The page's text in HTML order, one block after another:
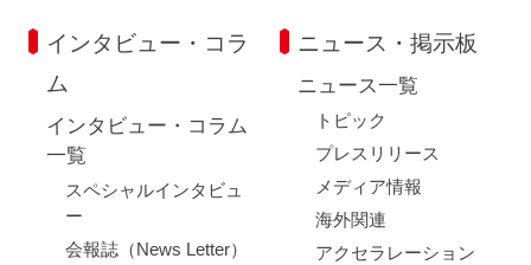
インタビュー・コラ
ム
インタビュー・コラム
一覧
スペシャルインタビュ
ー
会報誌（News Letter）
ニュース・掲示板
ニュース一覧
トピック
プレスリリース
メディア情報
海外関連
アクセラレーション